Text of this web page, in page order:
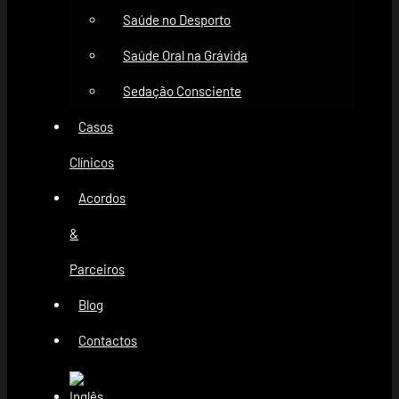
Saúde no Desporto
Saúde Oral na Grávida
Sedação Consciente
Casos
Clínicos
Acordos
&
Parceiros
Blog
Contactos